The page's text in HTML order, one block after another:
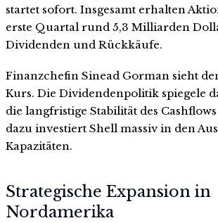
startet sofort. Insgesamt erhalten
erste Quartal rund 5,3 Milliarden
Dividenden und Rückkäufe.
Finanzchefin Sinead Gorman sieht
Kurs. Die Dividendenpolitik spiegele
die langfristige Stabilität des
dazu investiert Shell massiv in den
Kapazitäten.
Strategische Expansion in
Nordamerika